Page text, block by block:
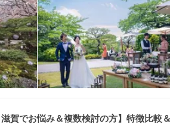
滋賀でお悩み＆複数検討の方】特徴比較